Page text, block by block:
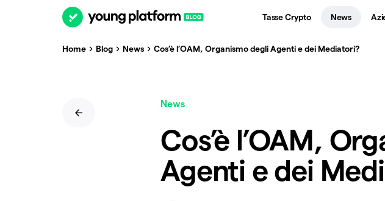
News
Tasse Crypto
Home Blog News Cos’è l’OAM, Organismo degli Agenti e dei Mediatori?
News
Cos’è l’OAM,
Agenti e dei